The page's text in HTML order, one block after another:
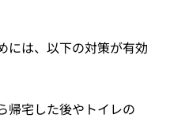
には、以下の対策が有効
帰宅した後やトイレの